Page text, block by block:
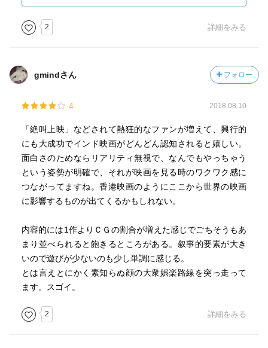
縁、アマレンドラ・バーフバリと妻デーヴァセーナの強い
絆、マヘンドラ・バーフバリと暴君バラーラデーヴァの戦
いが、描かれる。
エピソードが描かれるので、肝心のマヘンドラ・バーフバ
リと暴君バラーラデーヴァの戦いが急ぎ足になった感じは
突進させたり、川の水を使って敵の軍勢を押し流すなど奇
想天外でパワフルな合戦シーン、アマレンドラ・バーフバ
リとデーヴァセーナが二人組みで弓で次々に敵を倒したり
バーフバリの並外れた力で多勢に無勢の軍勢をぶっ飛ばす
格闘アクションは健在だし、これを踏まえて前作のシヴァ
ガミがマヘンドラ・バーフバリを命懸けで守るシーンなど
がさらに感動するバーフバリ伝説完結編として面白いバー
2 詳細をみる
gmindさん フォロー
4 2018.08.10
「絶叫上映」などされて熱狂的なファンが増えて、興行的
にも大成功でインド映画がどんどん認知されると嬉しい。
面白さのためならリアリティ無視で、なんでもやっちゃう
という姿勢が明確で、それが映画を見る時のワクワク感に
つながってますね。香港映画のようにここから世界の映画
に影響するものが出てくるかもしれない。
内容的には1作よりＣＧの割合が増えた感じでごちそうもあ
まり並べられると飽きるところがある。叙事的要素が大き
いので遊びが少ないのも少し単調に感じる。
とは言えとにかく素知らぬ顔の大衆娯楽路線を突っ走って
ます。スゴイ。
2 詳細をみる